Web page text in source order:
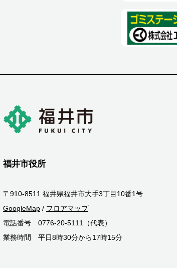
福井市役所
〒910-8511 福井県福井市大手3丁目10番1号
GoogleMap / フロアマップ
電話番号 0776-20-5111（代表）
業務時間 平日8時30分から17時15分